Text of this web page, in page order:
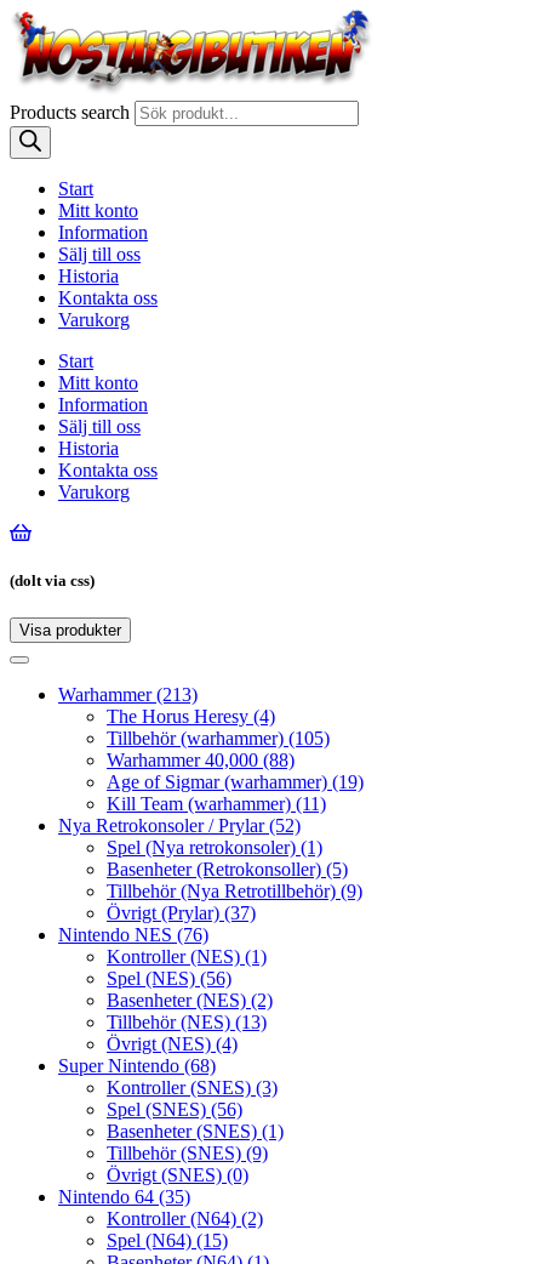
Products search
Start
Mitt konto
Information
Sälj till oss
Historia
Kontakta oss
Varukorg
Start
Mitt konto
Information
Sälj till oss
Historia
Kontakta oss
Varukorg
(dolt via css)
Visa produkter
Toggle
Toggle
navigationWarhammer(213)
The Horus Heresy (4)
Tillbehör (warhammer) (105)
Warhammer 40,000 (88)
Age of Sigmar (warhammer) (19)
Kill Team (warhammer) (11)
Nya Retrokonsoler / Prylar(52)
Spel (Nya retrokonsoler) (1)
Basenheter (Retrokonsoller) (5)
Tillbehör (Nya Retrotillbehör) (9)
Övrigt (Prylar) (37)
Nintendo NES (76)
Kontroller (NES) (1)
Spel (NES) (56)
Basenheter (NES) (2)
Tillbehör (NES) (13)
Övrigt (NES) (4)
Super Nintendo (68)
Kontroller (SNES) (3)
Spel (SNES) (56)
Basenheter (SNES) (1)
Tillbehör (SNES) (9)
Övrigt (SNES) (0)
Nintendo 64 (35)
Kontroller (N64) (2)
Spel (N64) (15)